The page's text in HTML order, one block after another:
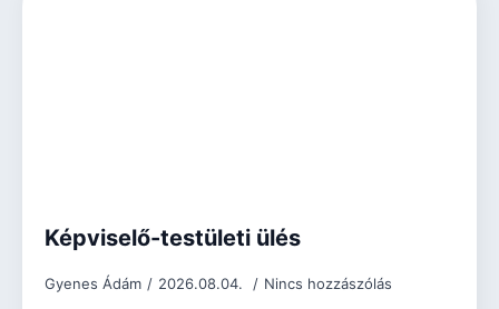
Képviselő-testületi ülés
Gyenes Ádám 2026.08.04. Nincs hozzászólás